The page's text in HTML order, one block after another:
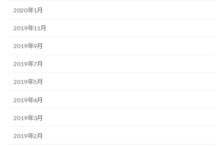
2020年1月
2019年11月
2019年9月
2019年7月
2019年5月
2019年4月
2019年3月
2019年2月